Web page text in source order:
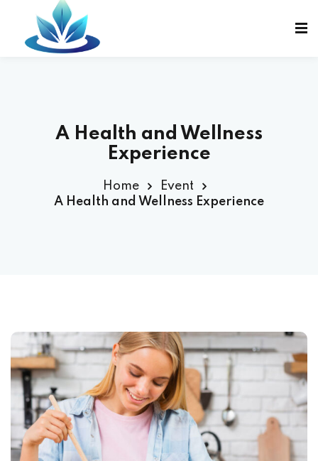
A Health and Wellness
Experience
Home
Event
A Health and Wellness Experience
Sign up
Already have an account?Sign in